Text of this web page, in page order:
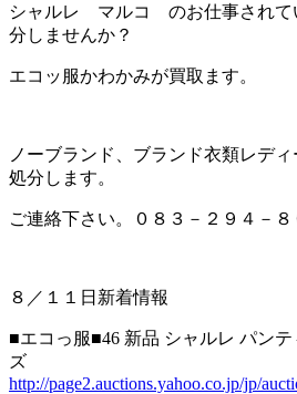
シャルレ マルコ のお仕事されて
分しませんか？
エコッ服かわかみが買取ます。
ノーブランド、ブランド衣類レデ
処分します。
ご連絡下さい。０８３－２９４－８
８／１１日新着情報
■エコっ服■46 新品 シャルレ パン
ズ
http://page2.auctions.yahoo.co.jp/jp/